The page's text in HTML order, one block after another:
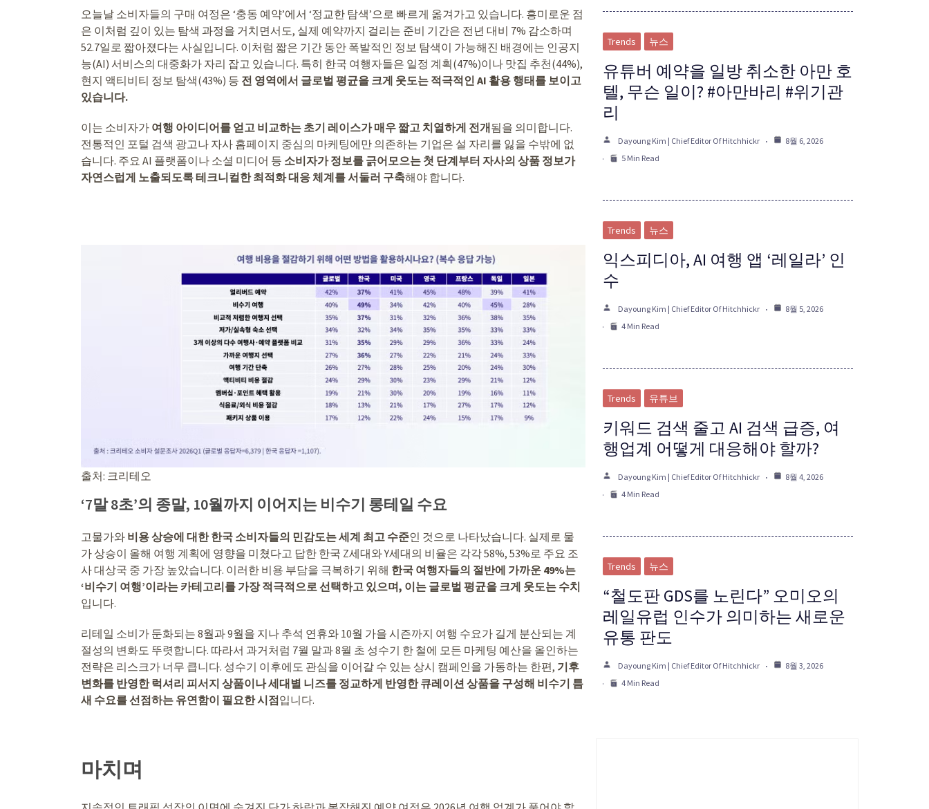
오늘날 소비자들의 구매 여정은 ‘충동 예약’에서 ‘정교한 탐색’으로 빠르게 옮겨가고 있습니다. 흥미로운 점
은 이처럼 깊이 있는 탐색 과정을 거치면서도, 실제 예약까지 걸리는 준비 기간은 전년 대비 7% 감소하며
52.7일로 짧아졌다는 사실입니다. 이처럼 짧은 기간 동안 폭발적인 정보 탐색이 가능해진 배경에는 인공지
능(AI) 서비스의 대중화가 자리 잡고 있습니다. 특히 한국 여행자들은 일정 계획(47%)이나 맛집 추천(44%),
현지 액티비티 정보 탐색(43%) 등 전 영역에서 글로벌 평균을 크게 웃도는 적극적인 AI 활용 행태를 보이고
있습니다.
이는 소비자가 여행 아이디어를 얻고 비교하는 초기 레이스가 매우 짧고 치열하게 전개됨을 의미합니다.
전통적인 포털 검색 광고나 자사 홈페이지 중심의 마케팅에만 의존하는 기업은 설 자리를 잃을 수밖에 없
습니다. 주요 AI 플랫폼이나 소셜 미디어 등 소비자가 정보를 긁어모으는 첫 단계부터 자사의 상품 정보가
자연스럽게 노출되도록 테크니컬한 최적화 대응 체계를 서둘러 구축해야 합니다.
출처: 크리테오
‘7말 8초’의 종말, 10월까지 이어지는 비수기 롱테일 수요
고물가와 비용 상승에 대한 한국 소비자들의 민감도는 세계 최고 수준인 것으로 나타났습니다. 실제로 물
가 상승이 올해 여행 계획에 영향을 미쳤다고 답한 한국 Z세대와 Y세대의 비율은 각각 58%, 53%로 주요 조
사 대상국 중 가장 높았습니다. 이러한 비용 부담을 극복하기 위해 한국 여행자들의 절반에 가까운 49%는
‘비수기 여행’이라는 카테고리를 가장 적극적으로 선택하고 있으며, 이는 글로벌 평균을 크게 웃도는 수치
입니다.
리테일 소비가 둔화되는 8월과 9월을 지나 추석 연휴와 10월 가을 시즌까지 여행 수요가 길게 분산되는 계
절성의 변화도 뚜렷합니다. 따라서 과거처럼 7월 말과 8월 초 성수기 한 철에 모든 마케팅 예산을 올인하는
전략은 리스크가 너무 큽니다. 성수기 이후에도 관심을 이어갈 수 있는 상시 캠페인을 가동하는 한편, 기후
변화를 반영한 럭셔리 피서지 상품이나 세대별 니즈를 정교하게 반영한 큐레이션 상품을 구성해 비수기 틈
새 수요를 선점하는 유연함이 필요한 시점입니다.
마치며
Trends 뉴스
유튜버 예약을 일방 취소한 아만 호
텔, 무슨 일이? #아만바리 #위기관
리
Dayoung Kim | Chief Editor Of Hitchhickr
8월 6, 2026
5 Min Read
Trends 뉴스
익스피디아, AI 여행 앱 ‘레일라’ 인
수
Dayoung Kim | Chief Editor Of Hitchhickr
8월 5, 2026
4 Min Read
Trends 유튜브
키워드 검색 줄고 AI 검색 급증, 여
행업계 어떻게 대응해야 할까?
Dayoung Kim | Chief Editor Of Hitchhickr
8월 4, 2026
4 Min Read
Trends 뉴스
“철도판 GDS를 노린다” 오미오의
레일유럽 인수가 의미하는 새로운
유통 판도
Dayoung Kim | Chief Editor Of Hitchhickr
8월 3, 2026
4 Min Read